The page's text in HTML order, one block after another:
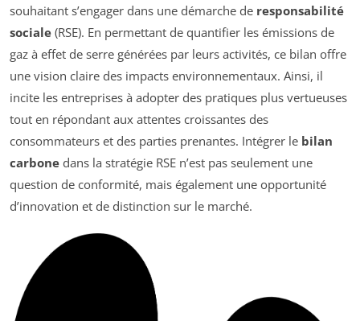
souhaitant s’engager dans une démarche de responsabilité
sociale (RSE). En permettant de quantifier les émissions de
gaz à effet de serre générées par leurs activités, ce bilan offre
une vision claire des impacts environnementaux. Ainsi, il
incite les entreprises à adopter des pratiques plus vertueuses
tout en répondant aux attentes croissantes des
consommateurs et des parties prenantes. Intégrer le bilan
carbone dans la stratégie RSE n’est pas seulement une
question de conformité, mais également une opportunité
d’innovation et de distinction sur le marché.